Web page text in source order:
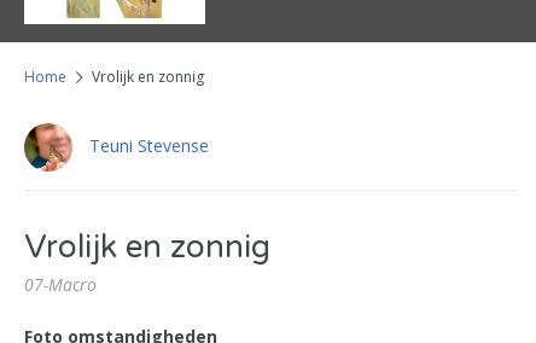
Home Vrolijk en zonnig
Teuni Stevense
Vrolijk en zonnig
07-Macro
Foto omstandigheden